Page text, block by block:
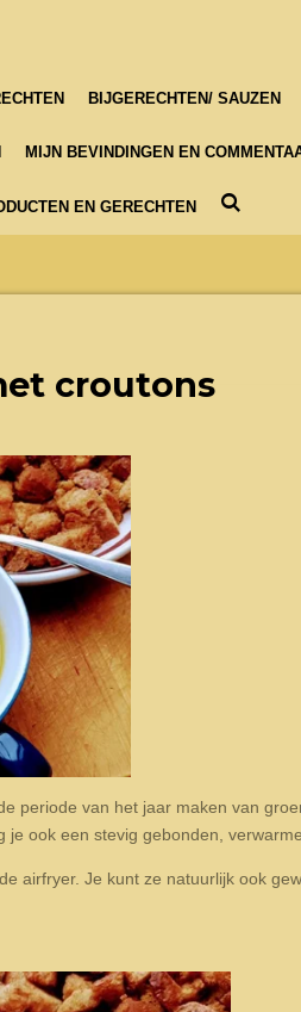
BIJGERECHTEN/ SAUZEN
MIJN BEVINDINGEN EN
EN GERECHTEN
croutons
periode van het jaar maken van
ook een stevig gebonden,
airfryer. Je kunt ze natuurlijk ook